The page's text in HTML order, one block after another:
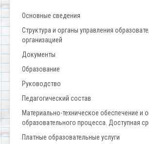
Основные сведения
Структура и органы управления
организацией
Документы
Образование
Руководство
Педагогический состав
Материально-техническое обеспечение и
образовательного процесса. Доступная
Платные образовательные услуги